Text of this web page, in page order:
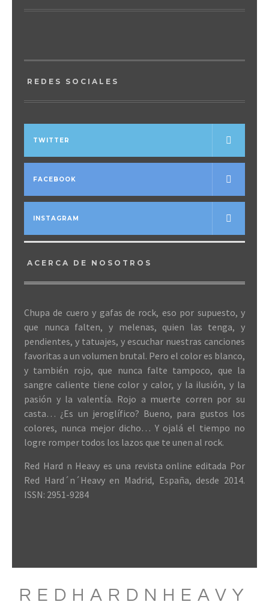
REDES SOCIALES
TWITTER
FACEBOOK
INSTAGRAM
ACERCA DE NOSOTROS
Chupa de cuero y gafas de rock, eso por supuesto, y
que nunca falten, y melenas, quien las tenga, y
pendientes, y tatuajes, y escuchar nuestras canciones
favoritas a un volumen brutal. Pero el color es blanco,
y también rojo, que nunca falte tampoco, que la
sangre caliente tiene color y calor, y la ilusión, y la
pasión y la valentía. Rojo a muerte corren por su
casta… ¿Es un jeroglífico? Bueno, para gustos los
colores, nunca mejor dicho… Y ojalá el tiempo no
logre romper todos los lazos que te unen al rock.
Red Hard n Heavy es una revista online editada Por
Red Hard´n´Heavy en Madrid, España, desde 2014.
ISSN: 2951-9284
REDHARDNHEAVY